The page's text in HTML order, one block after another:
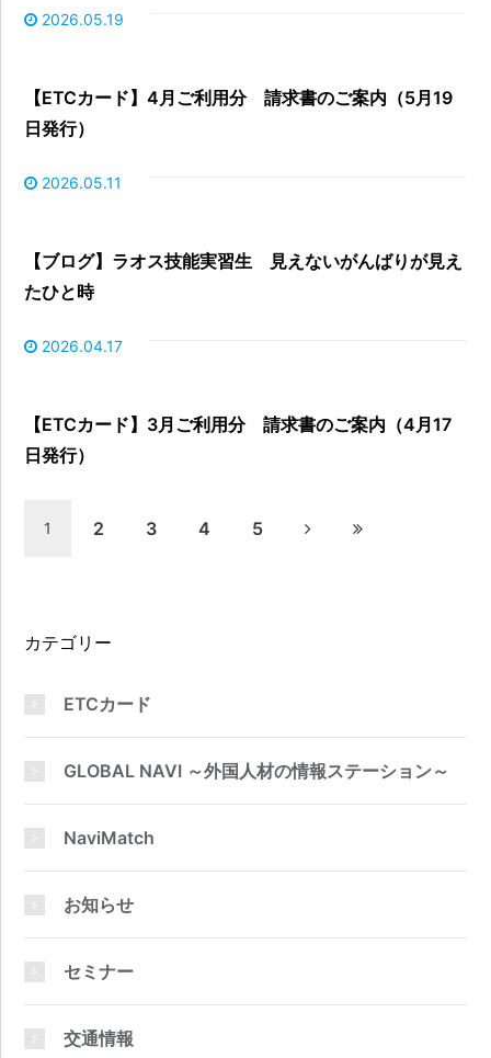
2026.05.19
【ETCカード】4月ご利用分 請求書のご案内（5月19
日発行）
2026.05.11
【ブログ】ラオス技能実習生 見えないがんばりが見え
たひと時
2026.04.17
【ETCカード】3月ご利用分 請求書のご案内（4月17
日発行）
1 2 3 4 5
カテゴリー
ETCカード
GLOBAL NAVI ～外国人材の情報ステーション～
NaviMatch
お知らせ
セミナー
交通情報